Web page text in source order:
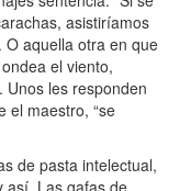
asistiríamos
O aquella otra en que
el viento,
Unos les responden
el maestro, “se
de pasta intelectual,